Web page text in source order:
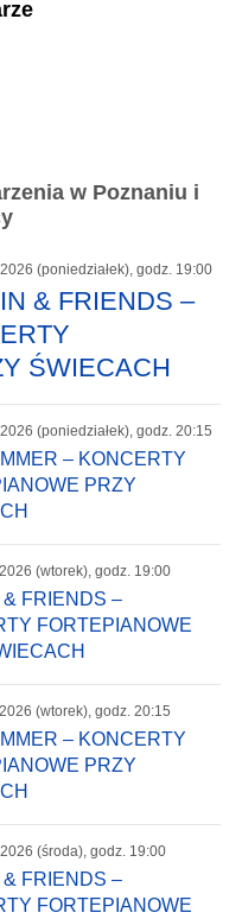
w Poznaniu i
(poniedziałek), godz. 19:00
& FRIENDS –
ŚWIECACH
(poniedziałek), godz. 20:15
– KONCERTY
PRZY
(wtorek), godz. 19:00
FRIENDS –
FORTEPIANOWE
(wtorek), godz. 20:15
– KONCERTY
PRZY
(środa), godz. 19:00
FRIENDS –
FORTEPIANOWE